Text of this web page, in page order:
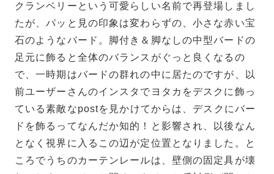
クランベリーという可愛らしい名前で再登場しまし
たが、パッと見の印象は変わらずの、小さな赤い宝
石のようなバード。
脚付き＆脚なしの中型バードの
足元に飾ると全体のバランスがぐっと良くなるの
で、一時期はバードの群れの中に居たのですが、以
前ユーザーさんのインスタでヨタカをデスクに飾っ
ている素敵なpostを見かけてからは、デスクにバー
ドを飾るってなんだか知的！と影響され、以後なん
となく視界に入るこの辺が定位置となりました。と
ころでうちのカーテンレールは、壁側の固定具が壊